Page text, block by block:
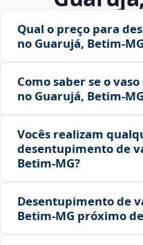
Qual o preço para
no Guarujá,
Como saber se o
no Guarujá,
Vocês realizam
desentupimento de
Betim‑MG?
Desentupimento de
Betim‑MG próximo